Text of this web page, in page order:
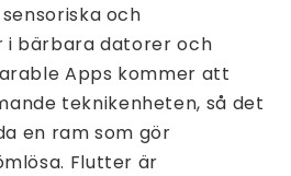
och
i bärbara datorer och
Apps kommer att
teknikenheten, så det
en ram som gör
Flutter är